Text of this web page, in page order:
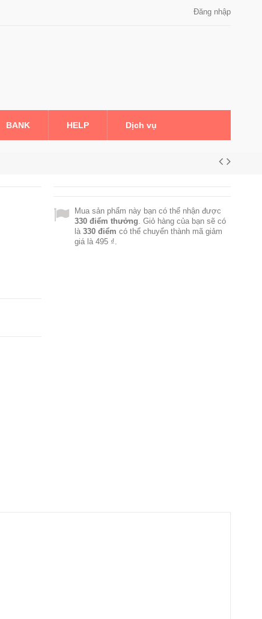
Đăng nhập
BANK HELP Dịch vụ
Mua sản phẩm này bạn có thể nhận được
330điểm thưởng. Giỏ hàng của bạn sẽ có
là 330điểm có thể chuyển thành mã giảm
giá là 495 ₫.